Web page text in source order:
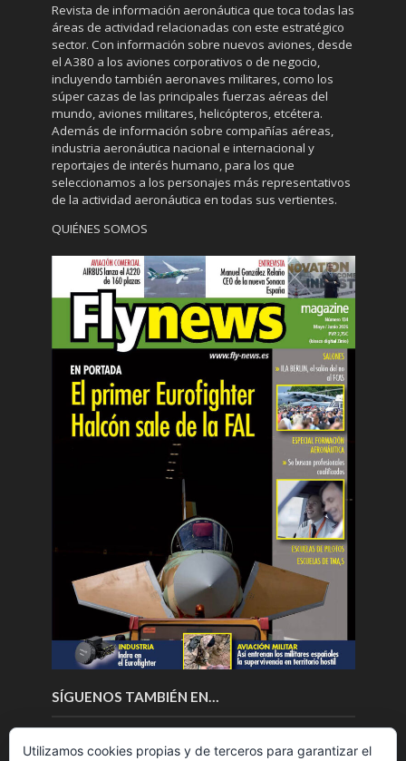
Revista de información aeronáutica que toca todas las
áreas de actividad relacionadas con este estratégico
sector. Con información sobre nuevos aviones, desde
el A380 a los aviones corporativos o de negocio,
incluyendo también aeronaves militares, como los
súper cazas de las principales fuerzas aéreas del
mundo, aviones militares, helicópteros, etcétera.
Además de información sobre compañías aéreas,
industria aeronáutica nacional e internacional y
reportajes de interés humano, para los que
seleccionamos a los personajes más representativos
de la actividad aeronáutica en todas sus vertientes.
QUIÉNES SOMOS
SÍGUENOS TAMBIÉN EN…
Utilizamos cookies propias y de terceros para garantizar el